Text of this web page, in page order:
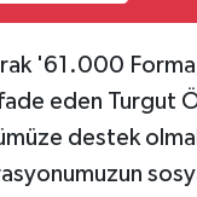
'61.000
ifade eden
destek